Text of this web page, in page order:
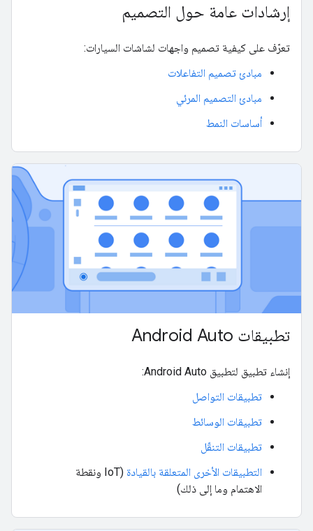
إرشادات عامة حول التصميم
تعرّف على كيفية تصميم واجهات لشاشات السيارات:
مبادئ تصميم التفاعلات
مبادئ التصميم المرئي
أساسات النمط
تطبيقات Android Auto
إنشاء تطبيق لتطبيق Android Auto:
تطبيقات التواصل
تطبيقات الوسائط
تطبيقات التنقّل
التطبيقات الأخرى المتعلقة بالقيادة
(IoT ونقطة
الاهتمام وما إلى ذلك)